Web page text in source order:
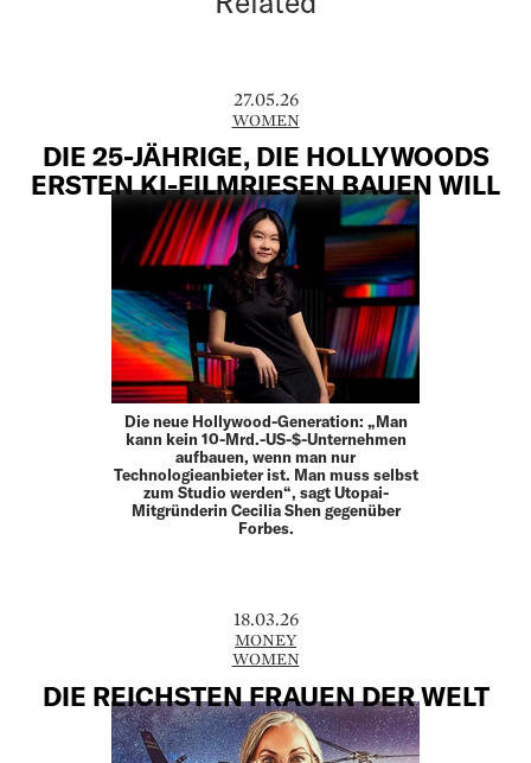
27.05.26
WOMEN
DIE 25-JÄHRIGE, DIE HOLLYWOODS
ERSTEN KI-FILMRIESEN BAUEN WILL
Die neue Hollywood-Generation: „Man
kann kein 10-Mrd.-US-$-Unternehmen
aufbauen, wenn man nur
Technologieanbieter ist. Man muss selbst
zum Studio werden“, sagt Utopai-
Mitgründerin Cecilia Shen gegenüber
Forbes.
18.03.26
MONEY
WOMEN
DIE REICHSTEN FRAUEN DER WELT